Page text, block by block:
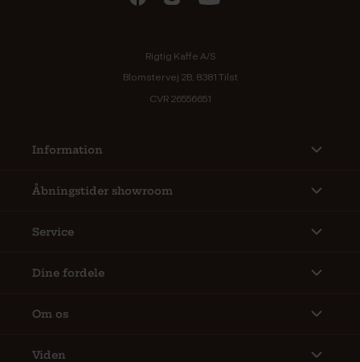
Rigtig Kaffe A/S
Blomstervej 2B, 8381 Tilst
CVR 26556651
Information
Åbningstider showroom
Service
Dine fordele
Om os
Viden